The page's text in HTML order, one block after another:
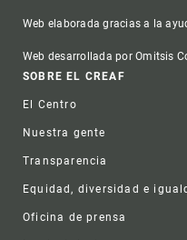
Web elaborada gracias a la
Web desarrollada por Omitsis
Footer
SOBRE EL CREAF
El Centro
Nuestra gente
Transparencia
Equidad, diversidad e
Oficina de prensa